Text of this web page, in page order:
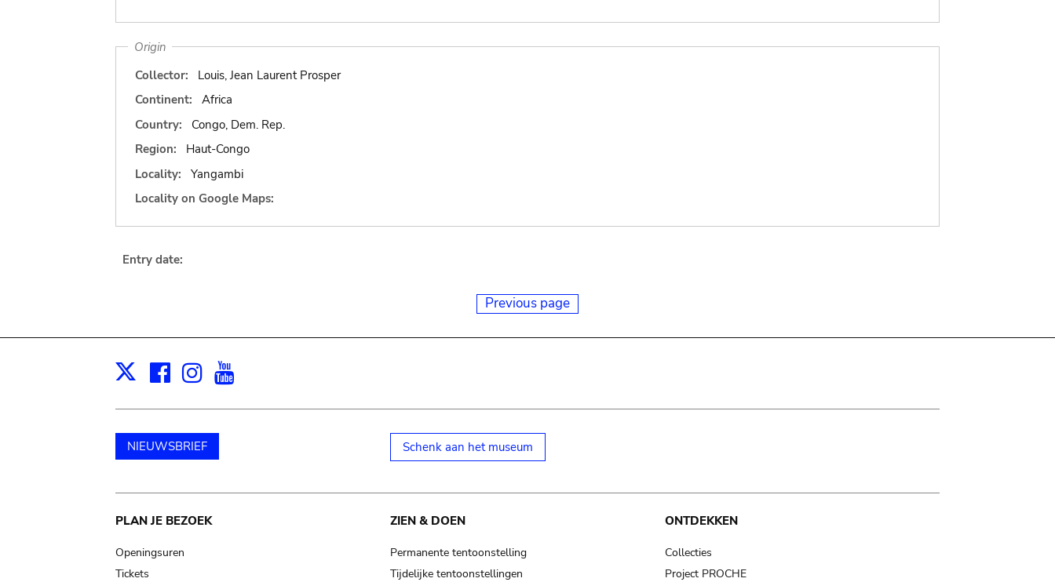
Origin
Collector:
Louis, Jean Laurent Prosper
Continent:
Africa
Country:
Congo, Dem. Rep.
Region:
Haut-Congo
Locality:
Yangambi
Locality on Google Maps:
Entry date:
Previous page
X Facebook
Instagram
NIEUWSBRIEF Schenk aan het museum
Main
navigation
PLAN JE BEZOEK
Openingsuren
Tickets
ZIEN & DOEN
Permanente tentoonstelling
Tijdelijke tentoonstellingen
ONTDEKKEN
Collecties
Project PROCHE